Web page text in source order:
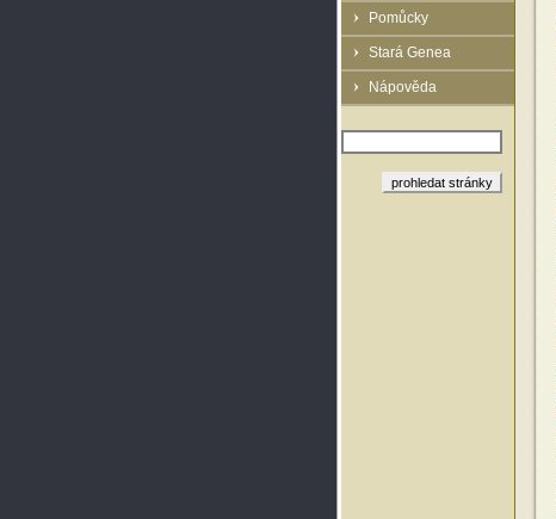
Pomůcky
Stará Genea
Nápověda